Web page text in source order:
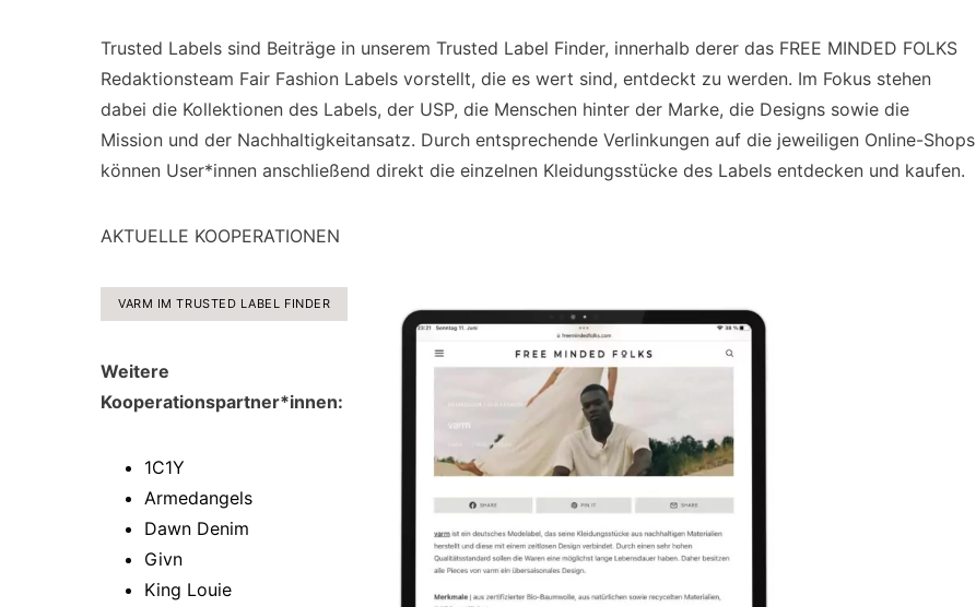
Trusted Labels sind Beiträge in unserem Trusted Label Finder, innerhalb derer das FREE MINDED FOLKS
Redaktionsteam Fair Fashion Labels vorstellt, die es wert sind, entdeckt zu werden. Im Fokus stehen
dabei die Kollektionen des Labels, der USP, die Menschen hinter der Marke, die Designs sowie die
Mission und der Nachhaltigkeitansatz. Durch entsprechende Verlinkungen auf die jeweiligen Online-Shops
können User*innen anschließend direkt die einzelnen Kleidungsstücke des Labels entdecken und kaufen.
AKTUELLE KOOPERATIONEN
VARM IM TRUSTED LABEL FINDER
Weitere
Kooperationspartner*innen:
1C1Y
Armedangels
Dawn Denim
Givn
King Louie